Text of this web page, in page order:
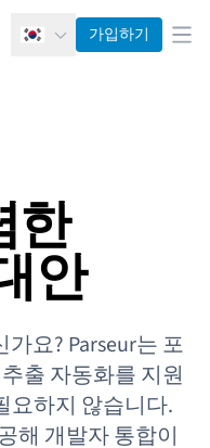
한국어가입하기 메
한
안
요? Parseur는 포
출 자동화를 지원
요하지 않습니다.
해 개발자 통합이